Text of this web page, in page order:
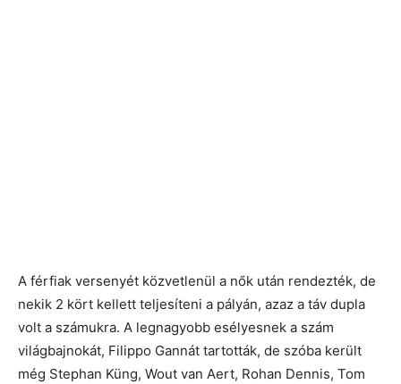
A férfiak versenyét közvetlenül a nők után rendezték, de
nekik 2 kört kellett teljesíteni a pályán, azaz a táv dupla
volt a számukra. A legnagyobb esélyesnek a szám
világbajnokát, Filippo Gannát tartották, de szóba került
még Stephan Küng, Wout van Aert, Rohan Dennis, Tom